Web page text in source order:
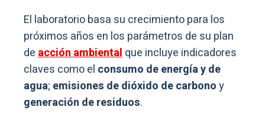
El laboratorio basa su crecimiento para los
próximos años en los parámetros de su plan
deacción ambientalque incluye indicadores
claves como el consumo de energía y de
agua; emisiones de dióxido de carbonoy
generación de residuos.